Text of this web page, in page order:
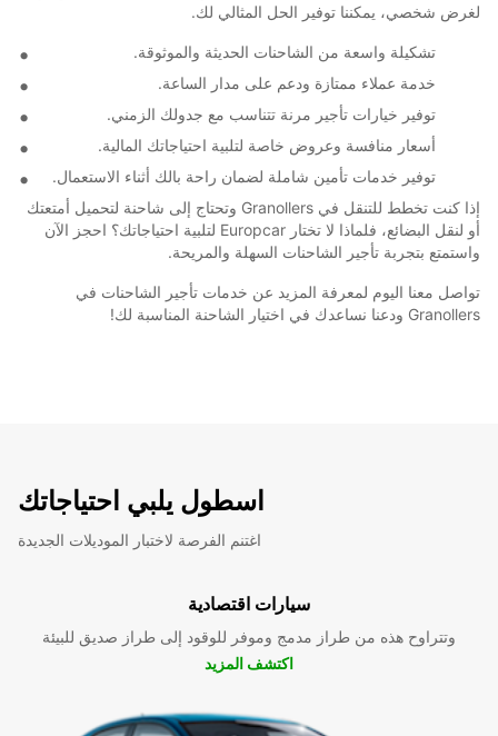
لغرض شخصي، يمكننا توفير الحل المثالي لك.
تشكيلة واسعة من الشاحنات الحديثة والموثوقة.
خدمة عملاء ممتازة ودعم على مدار الساعة.
توفير خيارات تأجير مرنة تتناسب مع جدولك الزمني.
أسعار منافسة وعروض خاصة لتلبية احتياجاتك المالية.
توفير خدمات تأمين شاملة لضمان راحة بالك أثناء الاستعمال.
إذا كنت تخطط للتنقل في Granollers وتحتاج إلى شاحنة لتحميل أمتعتك
أو لنقل البضائع، فلماذا لا تختار Europcar لتلبية احتياجاتك؟ احجز الآن
واستمتع بتجربة تأجير الشاحنات السهلة والمريحة.
تواصل معنا اليوم لمعرفة المزيد عن خدمات تأجير الشاحنات في
Granollers ودعنا نساعدك في اختيار الشاحنة المناسبة لك!
اسطول يلبي احتياجاتك
اغتنم الفرصة لاختبار الموديلات الجديدة
سيارات اقتصادية
وتتراوح هذه من طراز مدمج وموفر للوقود إلى طراز صديق للبيئة
اكتشف المزيد